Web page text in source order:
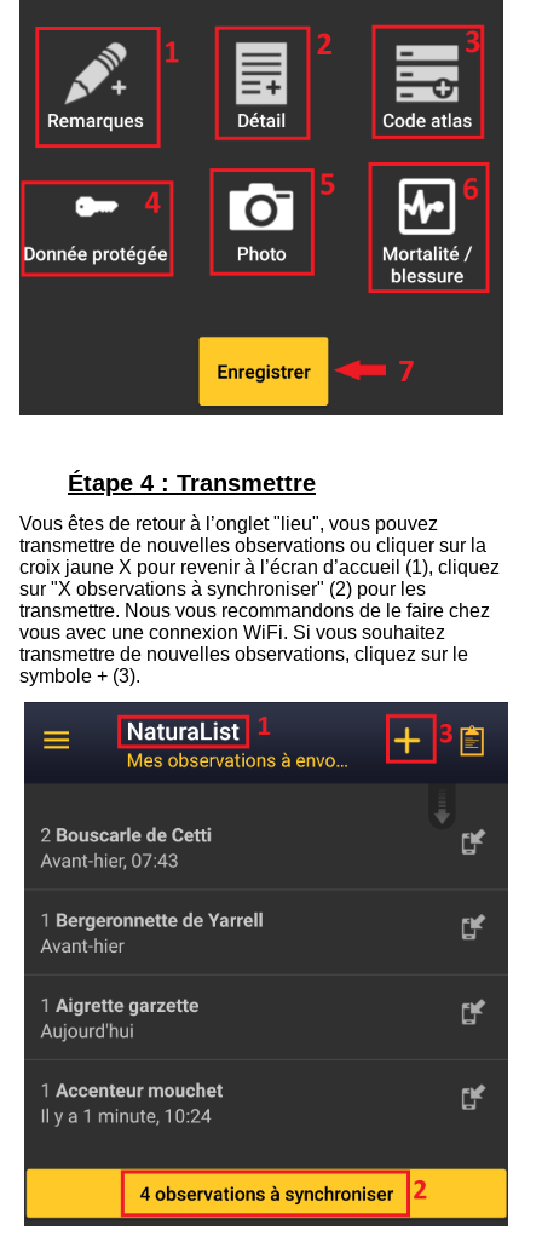
Étape 4 : Transmettre
Vous êtes de retour à l’onglet "lieu", vous pouvez
transmettre de nouvelles observations ou cliquer sur la
croix jaune X pour revenir à l’écran d’accueil (1), cliquez
sur "X observations à synchroniser" (2) pour les
transmettre. Nous vous recommandons de le faire chez
vous avec une connexion WiFi. Si vous souhaitez
transmettre de nouvelles observations, cliquez sur le
symbole + (3).